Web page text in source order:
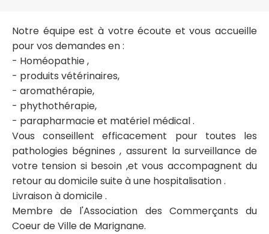
Notre équipe est à votre écoute et vous accueille
pour vos demandes en :
- Homéopathie ,
- produits vétérinaires,
- aromathérapie,
- phythothérapie,
- parapharmacie et matériel médical .
Vous conseillent efficacement pour toutes les
pathologies bégnines , assurent la surveillance de
votre tension si besoin ,et vous accompagnent du
retour au domicile suite à une hospitalisation .
Livraison à domicile .
Membre de l'Association des Commerçants du
Coeur de Ville de Marignane.